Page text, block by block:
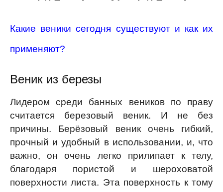
Какие веники сегодня существуют и как их
применяют?
Веник из березы
Лидером среди банных веников по праву
считается березовый веник. И не без
причины. Берёзовый веник очень гибкий,
прочный и удобный в использовании, и, что
важно, он очень легко прилипает к телу,
благодаря пористой и шероховатой
поверхности листа. Эта поверхность к тому